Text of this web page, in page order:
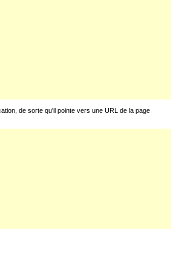
de sorte qu'il pointe vers une URL de la page